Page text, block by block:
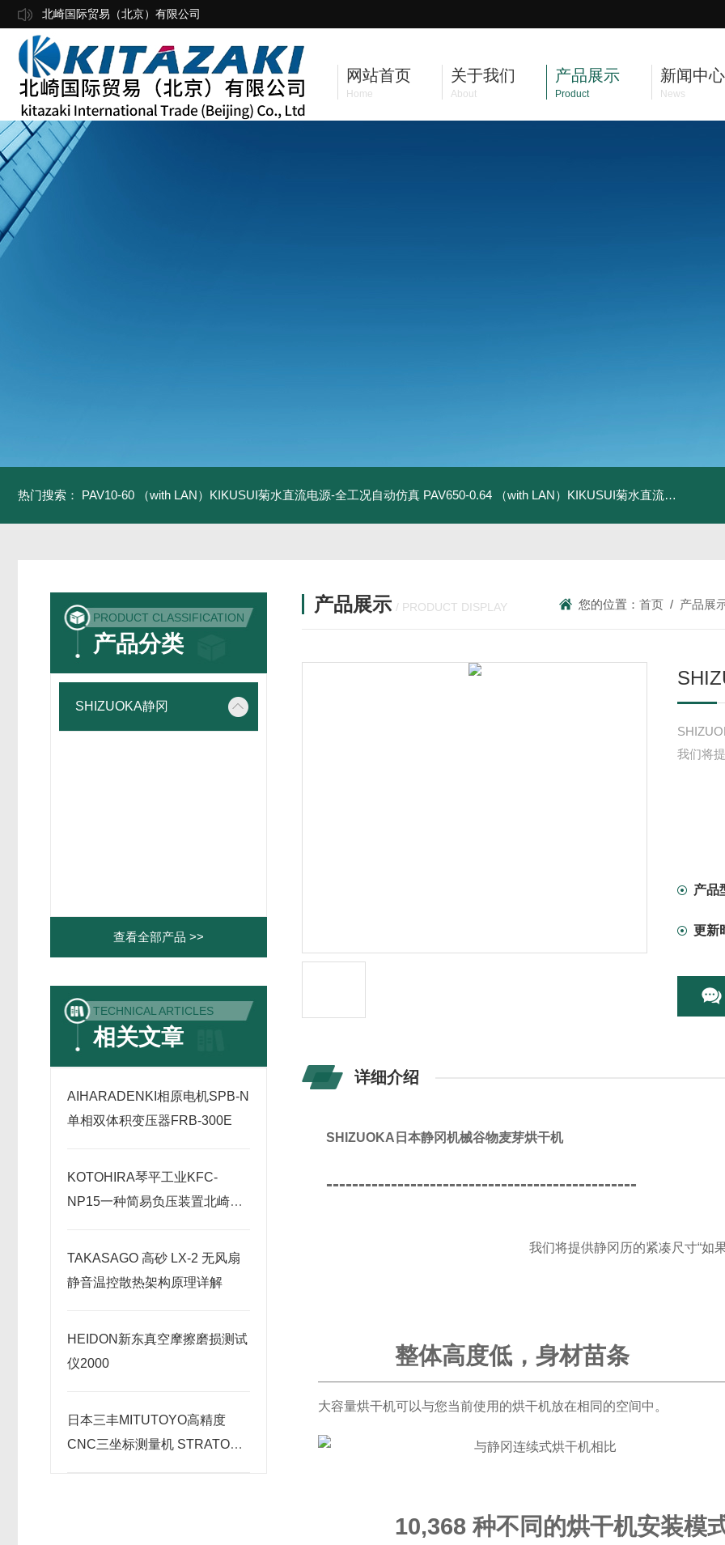
北崎国际贸易（北京）有限公司
网站首页
Home
关于我们
About
产品展示
Product
新闻中心
News
热门搜索： PAV10-60 （with LAN）KIKUSUI菊水直流电源-全工况自动仿真 PAV650-0.64 （with LAN）KIKUSUI菊水直流电源-四象限节能测试
PRODUCT CLASSIFICATION
产品分类
SHIZUOKA静冈
查看全部产品 >>
TECHNICAL ARTICLES
相关文章
AIHARADENKI相原电机SPB-N
单相双体积变压器FRB-300E
KOTOHIRA琴平工业KFC-
NP15一种简易负压装置北崎热
TAKASAGO 高砂 LX-2 无风扇
静音温控散热架构原理详解
HEIDON新东真空摩擦磨损测试
仪2000
日本三丰MITUTOYO高精度
CNC三坐标测量机 STRATO系
产品展示 / PRODUCT DISPLAY 您的位置：首页 / 产品展
我们将
产品
更新
详细介绍
SHIZUOKA日本静冈机械谷物麦芽烘干机
------------------------------------------------
我们将提供静冈历的紧凑尺寸“如
整体高度低，身材苗条
大容量烘干机可以与您当前使用的烘干机放在相同的空间中。
10,368 种不同的烘干机安装模